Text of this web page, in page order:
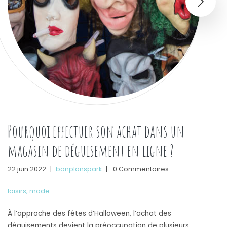
Pourquoi effectuer son achat dans un
magasin de déguisement en ligne ?
22 juin 2022 | bonplanspark | 0 Commentaires
loisirs, mode
À l’approche des fêtes d’Halloween, l’achat des